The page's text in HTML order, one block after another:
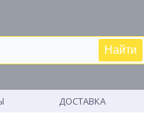
Найти
ДОСТАВКА